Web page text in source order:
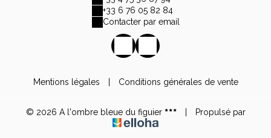
+33 6 76 05 82 84
Contacter par email
Mentions légales Conditions générales de vente
© 2026 A l'ombre bleue du figuier Propulsé par